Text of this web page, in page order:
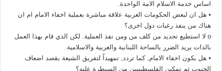
اساس خدمة الاسلام الامة الواحدة.
• هل ان لبعض الحكومات العربية علاقة مباشرة بعملية اخفاء الامام ام ان
هناك من ينفذ رغبات دول اخرى؟
o لا استطيع تحديد من كلف من ومن نفذ العملية. لكن الذي قام بهذا العمل
بالذات يريد الضرر بالساحة اللبنانية والعربية والاسلامية.
• هل يكون اخفاء الامام, كما تردد, تمهيداً لتفريق الشيعة بقصد اضعاف
الجنوب ثم تمكين الفلسطينيين من السيطرة عليه؟